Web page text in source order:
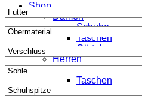
Shop
Damen
Schuhe
Taschen
Gürtel
Herren
Taschen